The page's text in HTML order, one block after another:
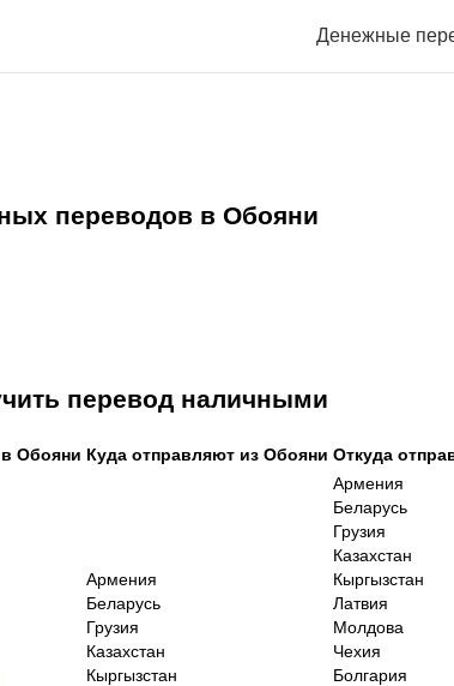
Денежные
переводов в Обояни
перевод наличными
Обояни Куда отправляют из Обояни Откуда
Армения
Беларусь
Грузия
Казахстан
Кыргызстан
Армения
Беларусь
Грузия
Казахстан
Кыргызстан
Латвия
Молдова
Чехия
Болгария